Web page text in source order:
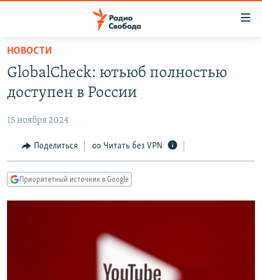
упрощенного
доступа
основному
Вернутся
главной
навигации
Вернутся
ПРОГРАММЫ
АВТОРСКИЕ ПРОЕКТЫ
ЦИТАТЫ СВОБОДЫ
МНЕНИЯ
IDEL.РЕАЛИИ
РАСПИСАНИЕ ВЕЩАНИЯ
НОВОСТИ
GlobalCheck: ютьюб полностью
доступен в России
15 ноября 2024
Поделиться Читать без VPN
Приоритетный источник в Google